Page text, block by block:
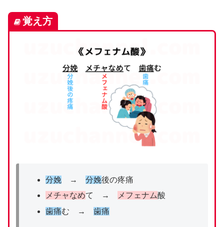
覚え方
分娩→ 分娩後の疼痛
メチャなめて → メフェナム酸
歯痛む → 歯痛